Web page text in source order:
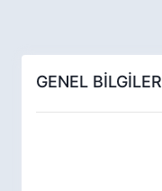
GENEL BİLGİLER